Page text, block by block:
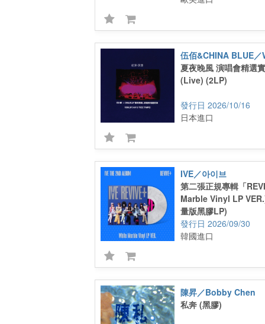
夏夜晚風 演唱會精選
(Live) (2LP)
2026/10/16
日本進口
IVE／아이브
第二張正規專輯「
Marble Vinyl LP
量版黑膠LP)
2026/09/30
韓國進口
陳昇／Bobby Chen
私奔 (黑膠)